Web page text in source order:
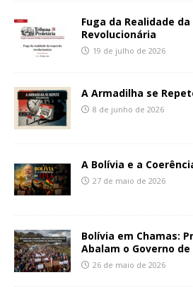
Fuga da Realidade da
Revolucionária
19 de julho de 2026
A Armadilha se
8 de junho de 2026
A Bolívia e a
27 de maio de 2026
Bolívia em Chamas:
Abalam o Governo de
26 de maio de 2026